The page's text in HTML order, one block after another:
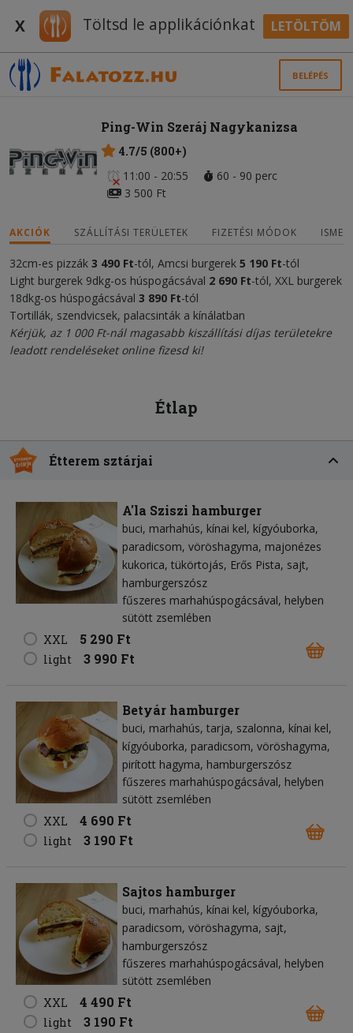
X Töltsd le applikációnkat LETÖLTÖM
BELÉPÉS
Ping-Win Szeráj Nagykanizsa
4.7/5 (800+)
11:00 - 20:55
60 - 90 perc
3 500 Ft
AKCIÓK SZÁLLÍTÁSI TERÜLETEK FIZETÉSI MÓDOK
32cm-es pizzák 3 490 Ft-tól, Amcsi burgerek 5 190 Ft-tól
Light burgerek 9dkg-os húspogácsával 2 690 Ft-tól, XXL burgerek
18dkg-os húspogácsával 3 890 Ft-tól
Tortillák, szendvicsek, palacsinták a kínálatban
Kérjük, az 1 000 Ft-nál magasabb kiszállítási díjas területekre
leadott rendeléseket online fizesd ki!
Étlap
Étterem sztárjai
A'la Sziszi hamburger
buci marhahús kínai kel kígyóuborka
paradicsom vöröshagyma majonézes
kukorica tükörtojás Erős Pista sajt
hamburgerszósz
fűszeres marhahúspogácsával, helyben
sütött zsemlében
XXL
5 290 Ft
light 3 990 Ft
Betyár hamburger
buci marhahús tarja szalonna kínai kel
kígyóuborka paradicsom vöröshagyma
pirított hagyma hamburgerszósz
fűszeres marhahúspogácsával, helyben
sütött zsemlében
XXL
4 690 Ft
light 3 190 Ft
Sajtos hamburger
buci marhahús kínai kel kígyóuborka
paradicsom vöröshagyma sajt
hamburgerszósz
fűszeres marhahúspogácsával, helyben
sütött zsemlében
XXL
4 490 Ft
light 3 190 Ft